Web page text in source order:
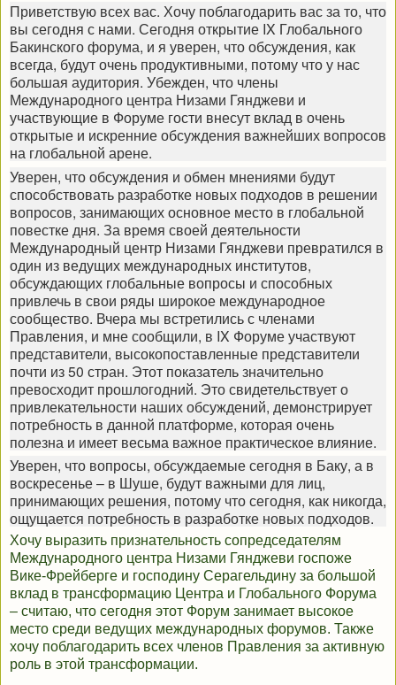
Приветствую всех вас. Хочу поблагодарить вас за то, что
вы сегодня с нами. Сегодня открытие IX Глобального
Бакинского форума, и я уверен, что обсуждения, как
всегда, будут очень продуктивными, потому что у нас
большая аудитория. Убежден, что члены
Международного центра Низами Гянджеви и
участвующие в Форуме гости внесут вклад в очень
открытые и искренние обсуждения важнейших вопросов
на глобальной арене.
Уверен, что обсуждения и обмен мнениями будут
способствовать разработке новых подходов в решении
вопросов, занимающих основное место в глобальной
повестке дня. За время своей деятельности
Международный центр Низами Гянджеви превратился в
один из ведущих международных институтов,
обсуждающих глобальные вопросы и способных
привлечь в свои ряды широкое международное
сообщество. Вчера мы встретились с членами
Правления, и мне сообщили, в IX Форуме участвуют
представители, высокопоставленные представители
почти из 50 стран. Этот показатель значительно
превосходит прошлогодний. Это свидетельствует о
привлекательности наших обсуждений, демонстрирует
потребность в данной платформе, которая очень
полезна и имеет весьма важное практическое влияние.
Уверен, что вопросы, обсуждаемые сегодня в Баку, а в
воскресенье – в Шуше, будут важными для лиц,
принимающих решения, потому что сегодня, как никогда,
ощущается потребность в разработке новых подходов.
Хочу выразить признательность сопредседателям
Международного центра Низами Гянджеви госпоже
Вике-Фрейберге и господину Серагельдину за большой
вклад в трансформацию Центра и Глобального Форума
– считаю, что сегодня этот Форум занимает высокое
место среди ведущих международных форумов. Также
хочу поблагодарить всех членов Правления за активную
роль в этой трансформации.